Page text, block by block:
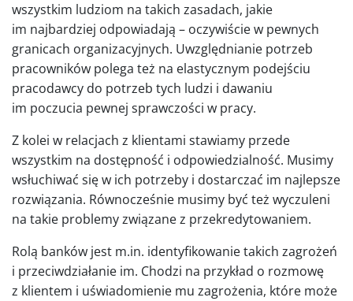
wszystkim ludziom na takich zasadach, jakie
im najbardziej odpowiadają – oczywiście w pewnych
granicach organizacyjnych. Uwzględnianie potrzeb
pracowników polega też na elastycznym podejściu
pracodawcy do potrzeb tych ludzi i dawaniu
im poczucia pewnej sprawczości w pracy.
Z kolei w relacjach z klientami stawiamy przede
wszystkim na dostępność i odpowiedzialność. Musimy
wsłuchiwać się w ich potrzeby i dostarczać im najlepsze
rozwiązania. Równocześnie musimy być też wyczuleni
na takie problemy związane z przekredytowaniem.
Rolą banków jest m.in. identyfikowanie takich zagrożeń
i przeciwdziałanie im. Chodzi na przykład o rozmowę
z klientem i uświadomienie mu zagrożenia, które może